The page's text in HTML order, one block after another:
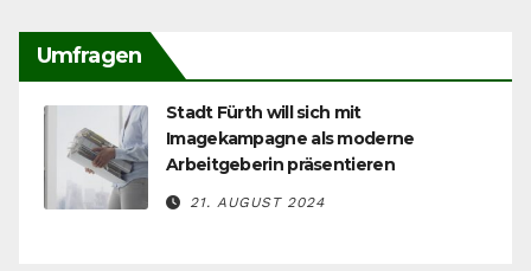
Umfragen
Stadt Fürth will sich mit
Imagekampagne als moderne
Arbeitgeberin präsentieren
21. AUGUST 2024